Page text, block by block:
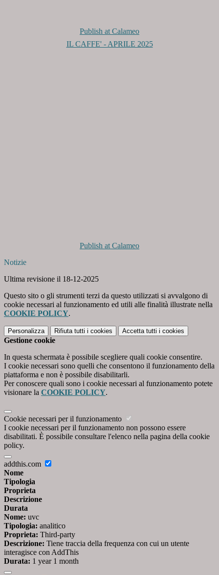
Publish at Calameo
IL CAFFE' - APRILE 2025
Publish at Calameo
Notizie
Ultima revisione il 18-12-2025
Questo sito o gli strumenti terzi da questo utilizzati si avvalgono di
cookie necessari al funzionamento ed utili alle finalità illustrate nella
COOKIE POLICY.
Personalizza Rifiuta tutti i cookies Accetta tutti i cookies
Gestione cookie
In questa schermata è possibile scegliere quali cookie consentire.
I cookie necessari sono quelli che consentono il funzionamento della
piattaforma e non è possibile disabilitarli.
Per conoscere quali sono i cookie necessari al funzionamento potete
visionare la COOKIE POLICY.
Cookie necessari per il funzionamento
I cookie necessari per il funzionamento non possono essere
disabilitati. È possibile consultare l'elenco nella pagina della cookie
policy.
addthis.com
Nome
Tipologia
Proprieta
Descrizione
Durata
Nome: uvc
Tipologia: analitico
Proprieta: Third-party
Descrizione: Tiene traccia della frequenza con cui un utente
interagisce con AddThis
Durata: 1 year 1 month